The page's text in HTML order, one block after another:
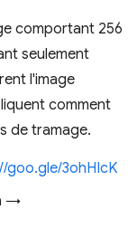
comportant 256
seulement
l'image
comment
de tramage.
goo.gle/3ohHIcK
→